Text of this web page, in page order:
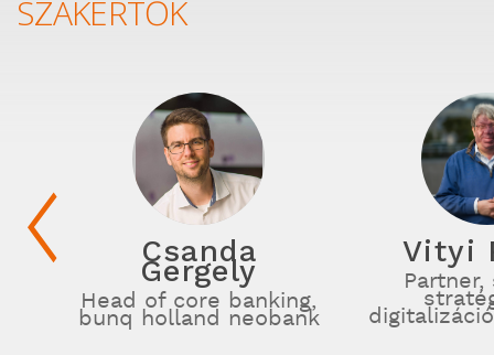
SZAKÉRTŐK
Csanda
Gergely
Head of core banking,
bunq holland neobank
Vityi